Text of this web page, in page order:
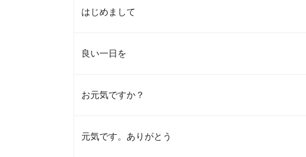
はじめまして
良い一日を
お元気ですか？
元気です。ありがとう